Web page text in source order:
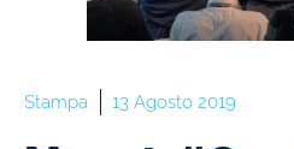
Stampa 13 Agosto 2019